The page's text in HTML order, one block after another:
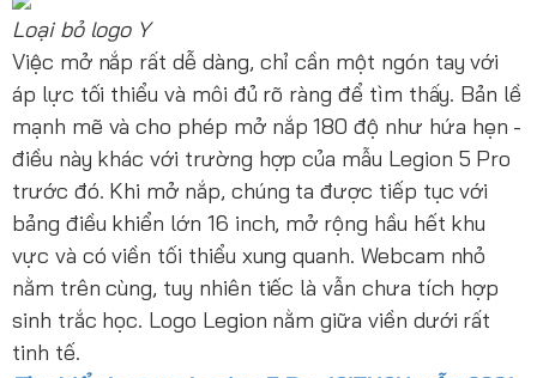
Loại bỏ logo Y
Việc mở nắp rất dễ dàng, chỉ cần một ngón tay với
áp lực tối thiểu và môi đủ rõ ràng để tìm thấy. Bản lề
mạnh mẽ và cho phép mở nắp 180 độ như hứa hẹn -
điều này khác với trường hợp của mẫu Legion 5 Pro
trước đó. Khi mở nắp, chúng ta được tiếp tục với
bảng điều khiển lớn 16 inch, mở rộng hầu hết khu
vực và có viền tối thiểu xung quanh. Webcam nhỏ
nằm trên cùng, tuy nhiên tiếc là vẫn chưa tích hợp
sinh trắc học. Logo Legion nằm giữa viền dưới rất
tinh tế.